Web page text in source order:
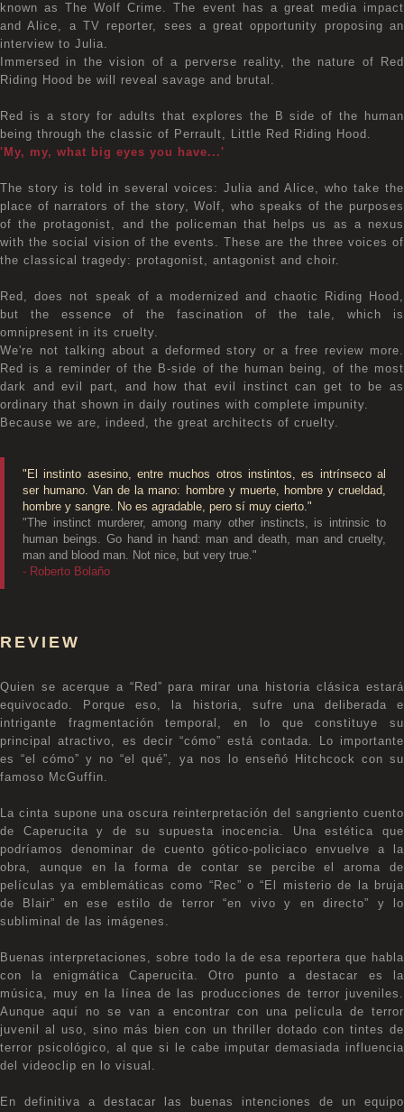
known as The Wolf Crime. The event has a great media impact
and Alice, a TV reporter, sees a great opportunity proposing an
interview to Julia.
Immersed in the vision of a perverse reality, the nature of Red
Riding Hood be will reveal savage and brutal.
Red is a story for adults that explores the B side of the human
being through the classic of Perrault, Little Red Riding Hood.
'My, my, what big eyes you have...'
The story is told in several voices: Julia and Alice, who take the
place of narrators of the story, Wolf, who speaks of the purposes
of the protagonist, and the policeman that helps us as a nexus
with the social vision of the events. These are the three voices of
the classical tragedy: protagonist, antagonist and choir.
Red, does not speak of a modernized and chaotic Riding Hood,
but the essence of the fascination of the tale, which is
omnipresent in its cruelty.
We're not talking about a deformed story or a free review more.
Red is a reminder of the B-side of the human being, of the most
dark and evil part, and how that evil instinct can get to be as
ordinary that shown in daily routines with complete impunity.
Because we are, indeed, the great architects of cruelty.
"El instinto asesino, entre muchos otros instintos, es intrínseco al
ser humano. Van de la mano: hombre y muerte, hombre y crueldad,
hombre y sangre. No es agradable, pero sí muy cierto."
"The instinct murderer, among many other instincts, is intrinsic to
human beings. Go hand in hand: man and death, man and cruelty,
man and blood man. Not nice, but very true."
- Roberto Bolaño
REVIEW
Quien se acerque a “Red” para mirar una historia clásica estará
equivocado. Porque eso, la historia, sufre una deliberada e
intrigante fragmentación temporal, en lo que constituye su
principal atractivo, es decir “cómo” está contada. Lo importante
es “el cómo” y no “el qué”, ya nos lo enseñó Hitchcock con su
famoso McGuffin.
La cinta supone una oscura reinterpretación del sangriento cuento
de Caperucita y de su supuesta inocencia. Una estética que
podríamos denominar de cuento gótico-policiaco envuelve a la
obra, aunque en la forma de contar se percibe el aroma de
películas ya emblemáticas como “Rec” o “El misterio de la bruja
de Blair” en ese estilo de terror “en vivo y en directo” y lo
subliminal de las imágenes.
Buenas interpretaciones, sobre todo la de esa reportera que habla
con la enigmática Caperucita. Otro punto a destacar es la
música, muy en la línea de las producciones de terror juveniles.
Aunque aquí no se van a encontrar con una película de terror
juvenil al uso, sino más bien con un thriller dotado con tintes de
terror psicológico, al que si le cabe imputar demasiada influencia
del videoclip en lo visual.
En definitiva a destacar las buenas intenciones de un equipo